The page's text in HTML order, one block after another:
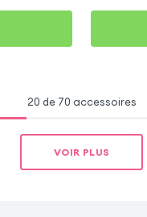
20 de 70 accessoires
VOIR PLUS